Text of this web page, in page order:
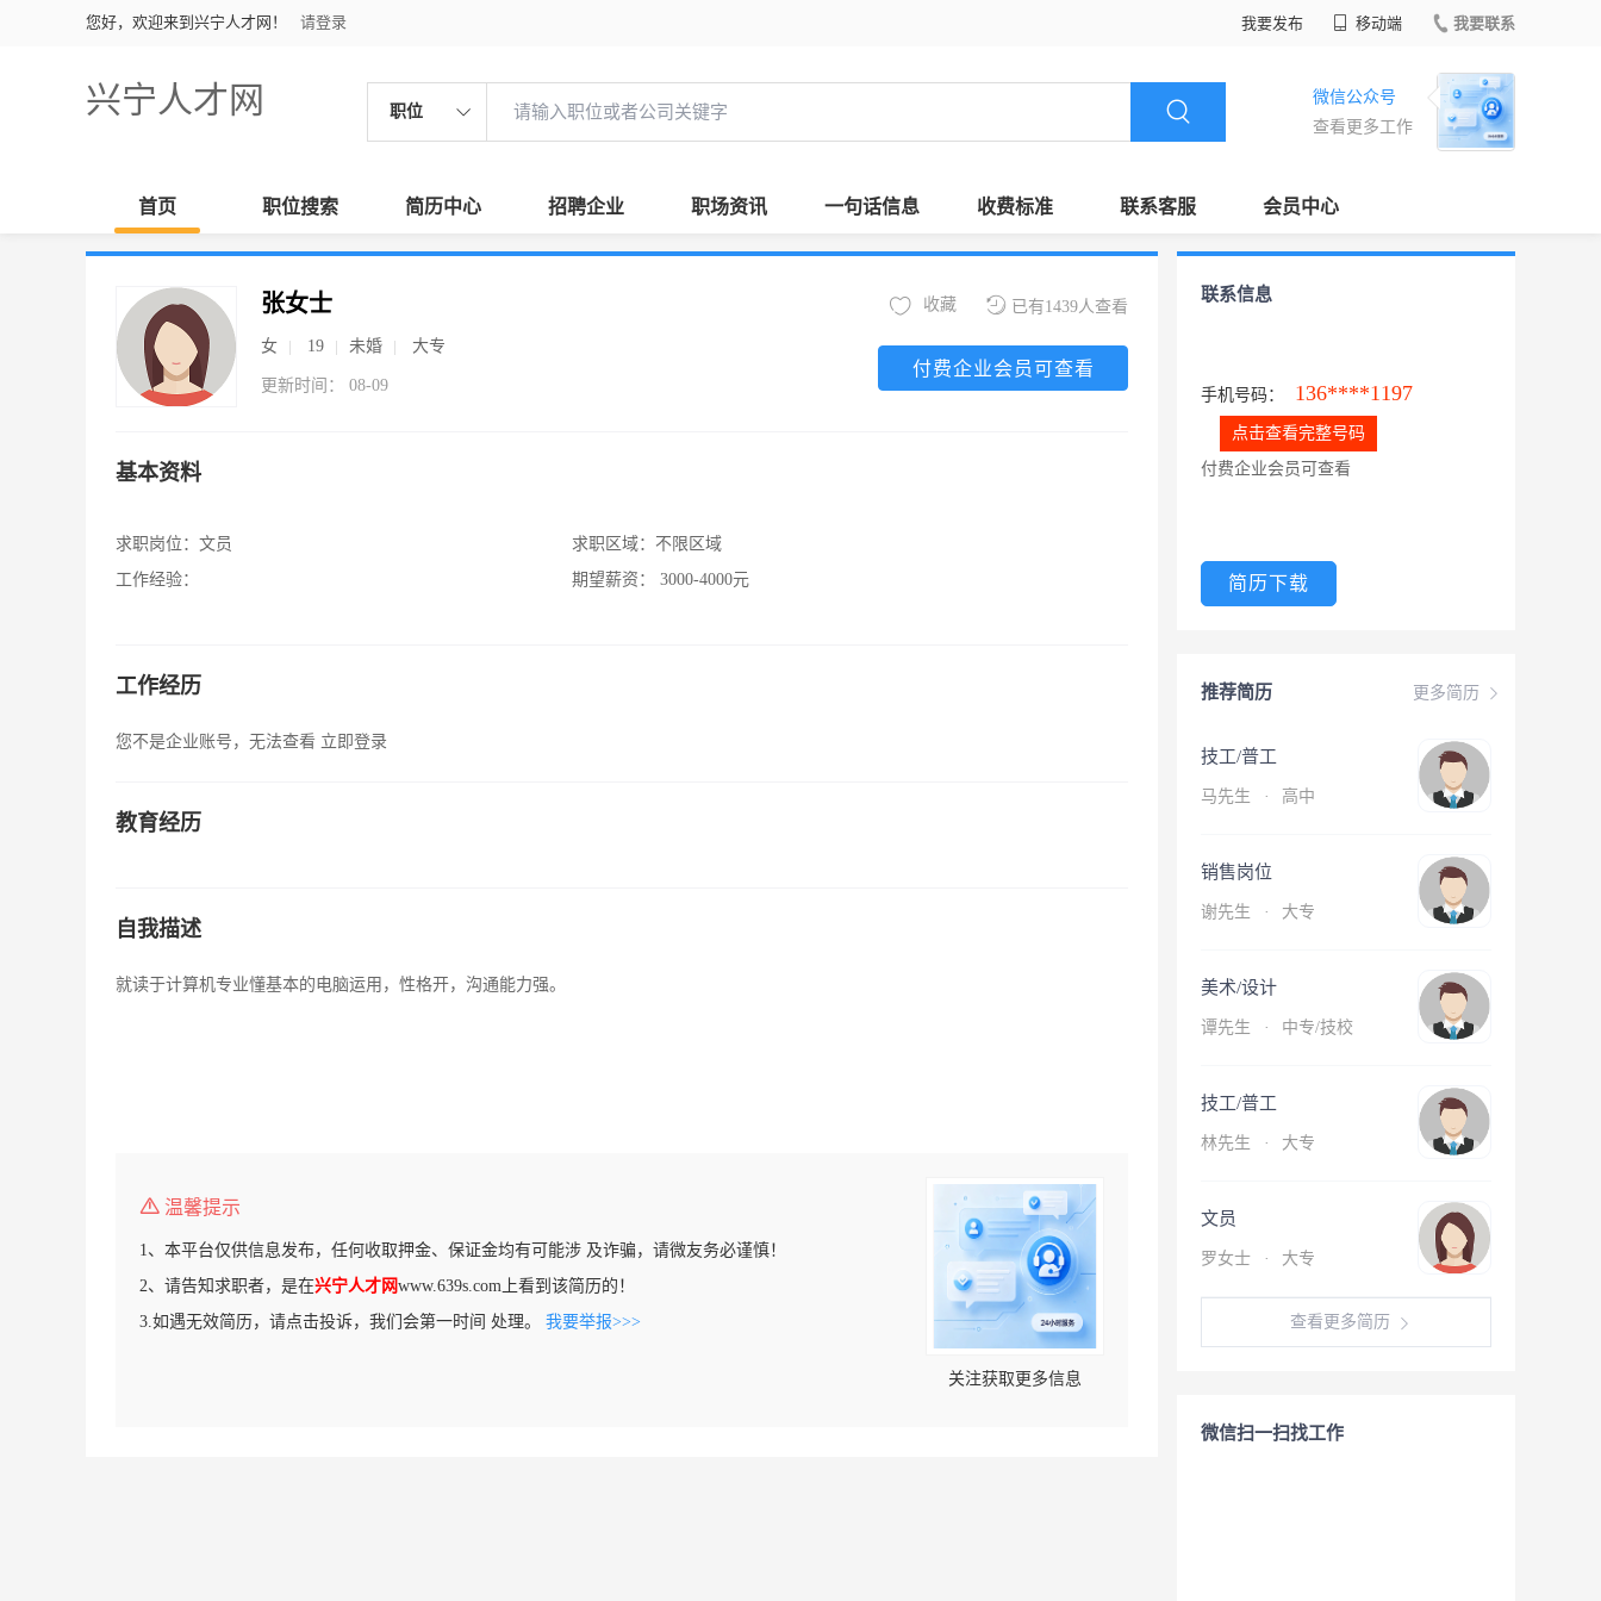
您好，欢迎来到兴宁人才网！ 请登录 我要发布 移动端 我要联系
兴宁人才网 职位
微信公众号
查看更多工作
首页 职位搜索 简历中心 招聘企业 职场资讯 一句话信息 收费标准 联系客服 会员中心
张女士
女 19 未婚 大专
更新时间： 08-09
已有1439人查看
收藏
付费企业会员可查看
基本资料
求职岗位： 文员
工作经验：
求职区域： 不限区域
期望薪资：
3000-4000元
工作经历
您不是企业账号，无法查看 立即登录
教育经历
自我描述
就读于计算机专业懂基本的电脑运用，性格开，沟通能力强。
温馨提示
1、本平台仅供信息发布，任何收取押金、保证金均有可能涉 及诈骗，请微友务必谨慎！
2、请告知求职者，是在兴宁人才网www.639s.com上看到该简历的！
3.如遇无效简历，请点击投诉，我们会第一时间 处理。 我要举报>>>
关注获取更多信息
联系信息
手机号码： 136****1197
点击查看完整号码
付费企业会员可查看
简历下载
更多简历
推荐简历
技工/普工
马先生 · 高中
销售岗位
谢先生 · 大专
美术/设计
谭先生 · 中专/技校
技工/普工
林先生 · 大专
文员
罗女士 · 大专
查看更多简历
微信扫一扫找工作